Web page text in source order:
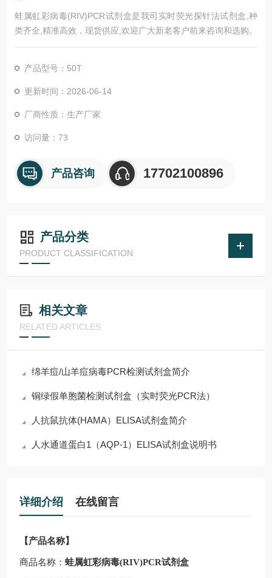
蛙属虹彩病毒(RIV)PCR试剂盒是我司实时荧光探针法试剂盒,种
类齐全,精准高效，现货供应,欢迎广大新老客户前来咨询和选购。
产品型号：50T
更新时间：2026-06-14
厂商性质：生产厂家
访问量：73
产品咨询 17702100896
产品分类
PRODUCT CLASSIFICATION
相关文章
RELATED ARTICLES
绵羊痘/山羊痘病毒PCR检测试剂盒简介
铜绿假单胞菌检测试剂盒（实时荧光PCR法）
人抗鼠抗体(HAMA）ELISA试剂盒简介
人水通道蛋白1（AQP-1）ELISA试剂盒说明书
详细介绍 在线留言
【产品名称】
商品名称： 蛙属虹彩病毒(RIV)PCR试剂盒